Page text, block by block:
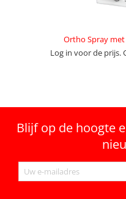
Ortho Spray
Log in voor de prijs.
Blijf op de hoogte